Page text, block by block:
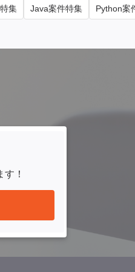
集 Java案件特集 Python案
！